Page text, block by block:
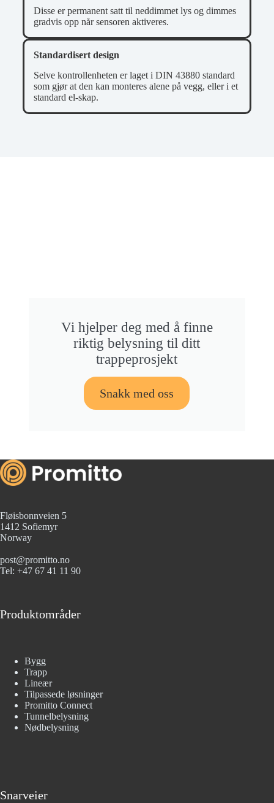
Disse er permanent satt til neddimmet lys og dimmes
gradvis opp når sensoren aktiveres.
Standardisert design
Selve kontrollenheten er laget i DIN 43880 standard
som gjør at den kan monteres alene på vegg, eller i et
standard el-skap.
Vi hjelper deg med å finne
riktig belysning til ditt
trappeprosjekt
Snakk med oss
Fløisbonnveien 5
1412 Sofiemyr
Norway
post@promitto.no
Tel: +47 67 41 11 90
Produktområder
Bygg
Trapp
Lineær
Tilpassede løsninger
Promitto Connect
Tunnelbelysning
Nødbelysning
Snarveier